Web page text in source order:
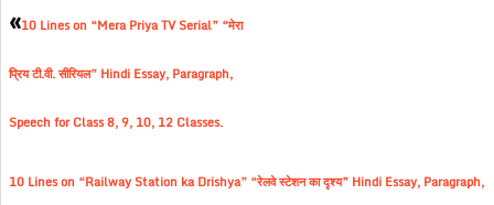
«10 Lines on “Mera Priya TV Serial” “मेरा
प्रिय टी.वी. सीरियल” Hindi Essay, Paragraph,
Speech for Class 8, 9, 10, 12 Classes.
10 Lines on “Railway Station ka Drishya” “रेलवे स्टेशन का दृश्य” Hindi Essay, Paragraph,